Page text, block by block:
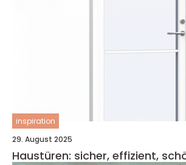
inspiration
29. August 2025
Haustüren: sicher, effizient,